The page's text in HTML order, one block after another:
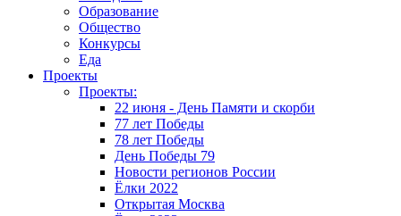
Образование
Общество
Конкурсы
Еда
Проекты
Проекты:
22 июня - День Памяти и скорби
77 лет Победы
78 лет Победы
День Победы 79
Новости регионов России
Ёлки 2022
Открытая Москва